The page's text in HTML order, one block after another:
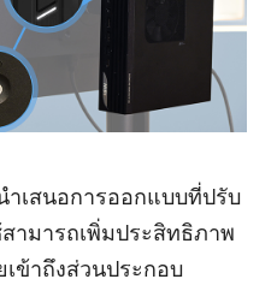
ำเสนอการออกแบบที่ปรับ
ามารถเพิ่มประสิทธิภาพ
ข้าถึงส่วนประกอบ